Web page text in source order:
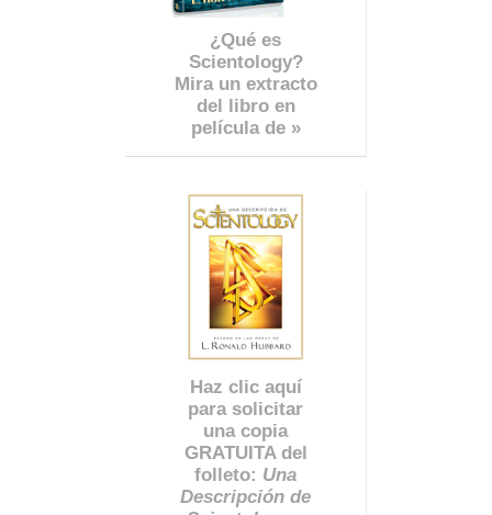
¿Qué es
Scientology?
Mira un extracto
del libro en
película de »
Haz clic aquí
para solicitar
una copia
GRATUITA del
folleto: Una
Descripción de